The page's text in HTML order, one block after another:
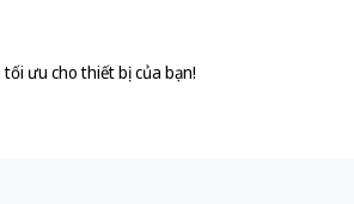
ưu cho thiết bị của bạn!